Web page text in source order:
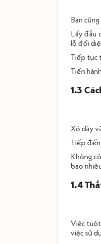
Bạn
Lấy đầu
lỗ đối
Tiếp tục
Tiến
1.3
Xỏ dây
Tiếp đến
Không
bao
1.4
Việc
việc sử